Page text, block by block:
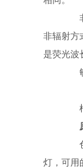
非
非辐射方
是荧光波
敏
根
色
灯，可用